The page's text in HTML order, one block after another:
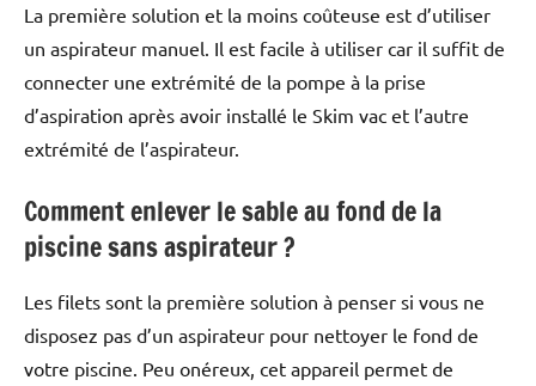
La première solution et la moins coûteuse est d’utiliser
un aspirateur manuel. Il est facile à utiliser car il suffit de
connecter une extrémité de la pompe à la prise
d’aspiration après avoir installé le Skim vac et l’autre
extrémité de l’aspirateur.
Comment enlever le sable au fond de la
piscine sans aspirateur ?
Les filets sont la première solution à penser si vous ne
disposez pas d’un aspirateur pour nettoyer le fond de
votre piscine. Peu onéreux, cet appareil permet de